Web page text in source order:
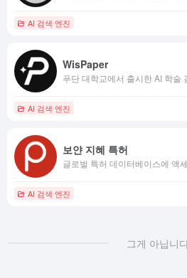
AI 검색 엔진
WisPaper
푸단 대학교에서 출시한 AI 학술
AI 검색 엔진
보얀 지혜 특허
AI 검색 엔진
그게 아닙니